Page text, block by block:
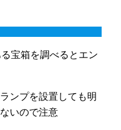
宝箱を調べるとエン
ンプを設置しても明
いので注意